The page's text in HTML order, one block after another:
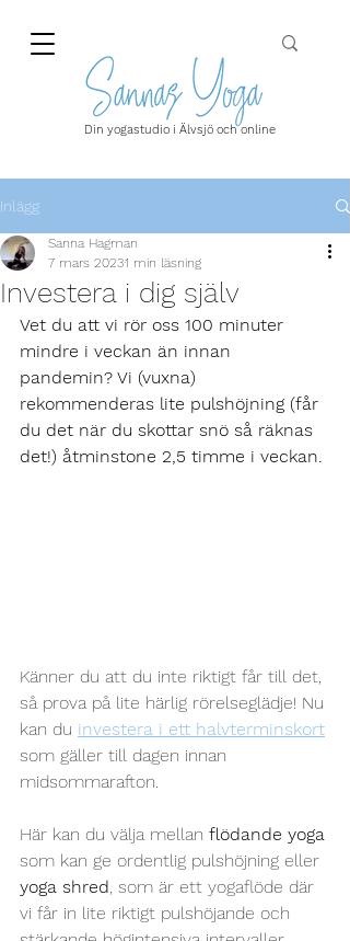
Din yogastudio i Älvsjö och online
Inlägg
Investera i dig själv
Sanna Hagman
7 mars 20231 min läsning
Vet du att vi rör oss 100 minuter
mindre i veckan än innan
pandemin? Vi (vuxna)
rekommenderas lite pulshöjning (får
du det när du skottar snö så räknas
det!) åtminstone 2,5 timme i veckan.
Känner du att du inte riktigt får till det,
så prova på lite härlig rörelseglädje! Nu
kan du investera i ett halvterminskort
som gäller till dagen innan
midsommarafton.
Här kan du välja mellan flödande yoga
som kan ge ordentlig pulshöjning eller
yoga shred, som är ett yogaflöde där
vi får in lite riktigt pulshöjande och